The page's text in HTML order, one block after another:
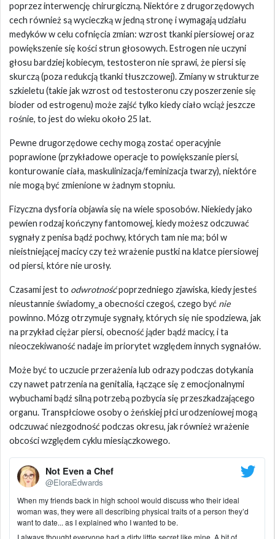
poprzez interwencję chirurgiczną. Niektóre z drugorzędowych
cech również są wycieczką w jedną stronę i wymagają udziału
medyków w celu cofnięcia zmian: wzrost tkanki piersiowej oraz
powiększenie się kości strun głosowych. Estrogen nie uczyni
głosu bardziej kobiecym, testosteron nie sprawi, że piersi się
skurczą (poza redukcją tkanki tłuszczowej). Zmiany w strukturze
szkieletu (takie jak wzrost od testosteronu czy poszerzenie się
bioder od estrogenu) może zajść tylko kiedy ciało wciąż jeszcze
rośnie, to jest do wieku około 25 lat.
Pewne drugorzędowe cechy mogą zostać operacyjnie
poprawione (przykładowe operacje to powiększanie piersi,
konturowanie ciała, maskulinizacja/feminizacja twarzy), niektóre
nie mogą być zmienione w żadnym stopniu.
Fizyczna dysforia objawia się na wiele sposobów. Niekiedy jako
pewien rodzaj kończyny fantomowej, kiedy możesz odczuwać
sygnały z penisa bądź pochwy, których tam nie ma; ból w
nieistniejącej macicy czy też wrażenie pustki na klatce piersiowej
od piersi, które nie urosły.
Czasami jest to odwrotnośćpoprzedniego zjawiska, kiedy jesteś
nieustannie świadomy_a obecności czegoś, czego być nie
powinno. Mózg otrzymuje sygnały, których się nie spodziewa, jak
na przykład ciężar piersi, obecność jąder bądź macicy, i ta
nieoczekiwaność nadaje im priorytet względem innych sygnałów.
Może być to uczucie przerażenia lub odrazy podczas dotykania
czy nawet patrzenia na genitalia, łączące się z emocjonalnymi
wybuchami bądź silną potrzebą pozbycia się przeszkadzającego
organu. Transpłciowe osoby o żeńskiej płci urodzeniowej mogą
odczuwać niezgodność podczas okresu, jak również wrażenie
obcości względem cyklu miesiączkowego.
Not Even a Chef
@EloraEdwards
When my friends back in high school would discuss who their ideal
woman was, they were all describing physical traits of a person they’d
want to date... as I explained who I wanted to be.